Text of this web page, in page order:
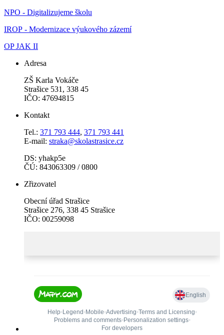
NPO - Digitalizujeme školu
IROP - Modernizace výukového zázemí
OP JAK II
Adresa
ZŠ Karla Vokáče
Strašice 531, 338 45
IČO: 47694815
Kontakt
Tel.: 371 793 444, 371 793 441
E-mail: straka@skolastrasice.cz
DS: yhakp5e
ČÚ: 843063309 / 0800
Zřizovatel
Obecní úřad Strašice
Strašice 276, 338 45 Strašice
IČO: 00259098